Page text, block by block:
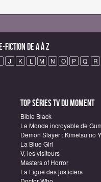
fiction de A à Z
J K L M N O P Q R
Top Séries TV du moment
Bible Black
Le Monde incroyable de
Demon Slayer : Kimetsu no
La Blue Girl
V, les visiteurs
Masters of Horror
La Ligue des justiciers